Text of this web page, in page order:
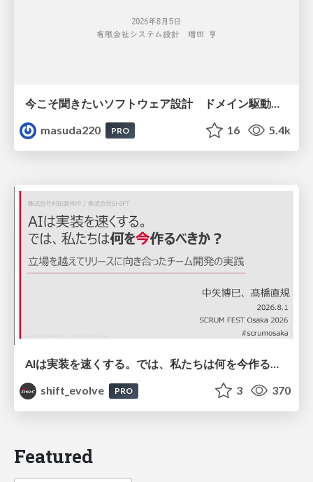
masuda220
PRO 16 5.4k
AIは実装を速くする。では、私たちは何を今作るべきか？－立場を越えてリリースに向き合ったチーム開発の実践 / 20260801 Hiromi Nakaya and Naoki Takahashi
shift_evolve
PRO 3 370
Featured